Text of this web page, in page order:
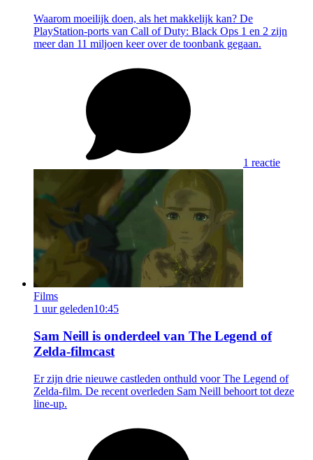
Waarom moeilijk doen, als het makkelijk kan? De
PlayStation-ports van Call of Duty: Black Ops 1 en 2 zijn
meer dan 11 miljoen keer over de toonbank gegaan.
1 reactie
Films
1 uur geleden10:45
Sam Neill is onderdeel van The Legend of
Zelda-filmcast
Er zijn drie nieuwe castleden onthuld voor The Legend of
Zelda-film. De recent overleden Sam Neill behoort tot deze
line-up.